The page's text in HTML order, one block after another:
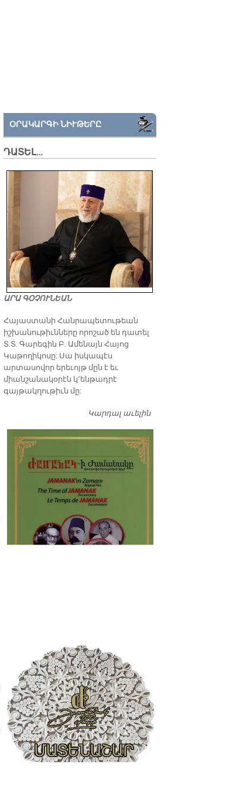
ՕՐԱԿԱՐԳԻ ՆԻՒԹԵՐԸ
ԴԱՏԵԼ…
ԱՐԱ ԳՕՉՈՒՆԵԱՆ
​Հայաստանի Հանրապետութեան
իշխանութիւնները որոշած են դատել
Տ.Տ. Գարեգին Բ. Ամենայն Հայոց
Կաթողիկոսը: Սա իսկապէս
արտասովոր երեւոյթ մըն է եւ
միանշանակօրէն կ՚ենթադրէ
գայթակղութիւն մը:
Կարդալ աւելինԴատել…